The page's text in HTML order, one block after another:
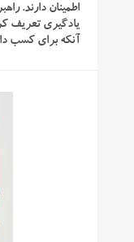
اطمينان دارند.
يادگيری تعريف
آنكه برای كسب